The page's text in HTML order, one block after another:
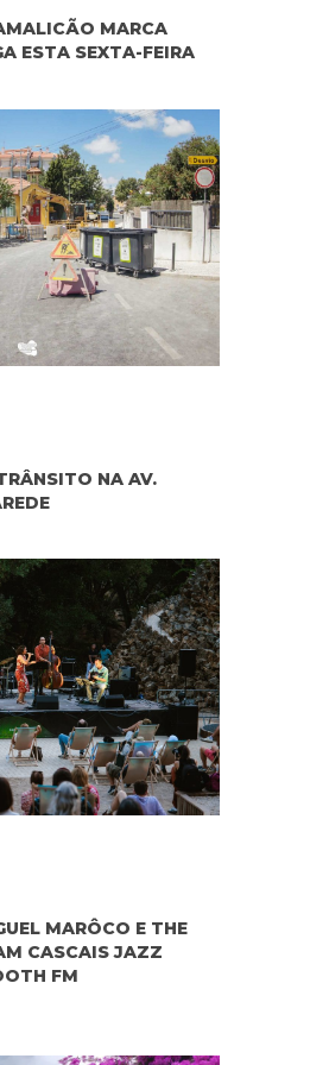
MARCA
ESTA SEXTA-FEIRA
NA AV.
MARÔCO E THE
CASCAIS JAZZ
FM